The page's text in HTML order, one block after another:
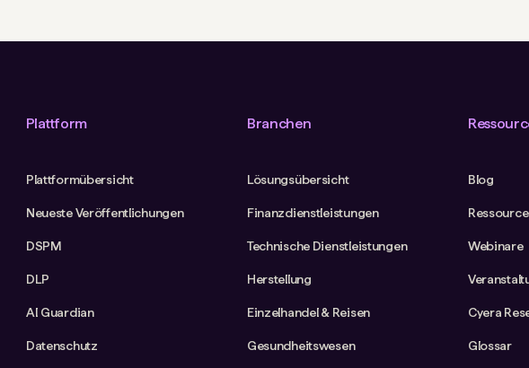
Plattform
Plattformübersicht
Neueste Veröffentlichungen
DSPM
DLP
AI Guardian
Datenschutz
Branchen
Lösungsübersicht
Finanzdienstleistungen
Technische Dienstleistungen
Herstellung
Einzelhandel & Reisen
Gesundheitswesen
Blog
Webinare
Cyera
Glossar